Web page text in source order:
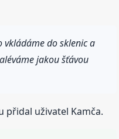
vkládáme do sklenic a
jakou šťávou
přidal uživatel Kamča.